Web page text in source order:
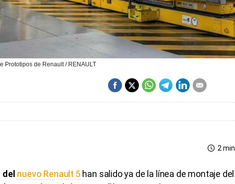
Prototipos de Renault / RENAULT
2 min
del nuevo Renault 5 han salido ya de la línea de montaje del